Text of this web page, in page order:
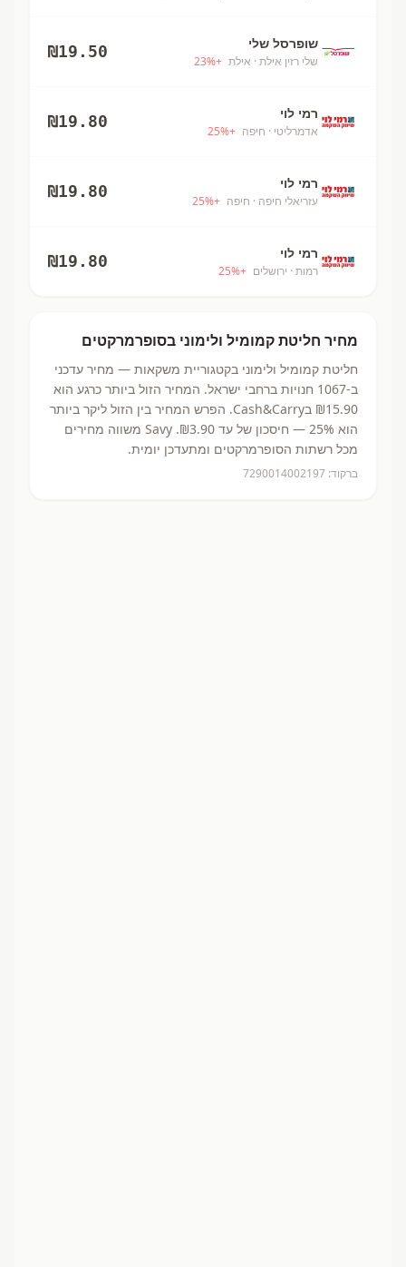
שופרסל שלי
שלי רזין אילת · אילת +
23%
₪19.50
רמי לוי
אדמרליטי · חיפה +
25%
₪19.80
רמי לוי
עזריאלי חיפה · חיפה +
25%
₪19.80
רמי לוי
רמות · ירושלים +
25%
₪19.80
מחיר חליטת קמומיל ולימוני בסופרמרקטים
חליטת קמומיל ולימוני בקטגוריית משקאות — מחיר עדכני
ב-1067 חנויות ברחבי ישראל. המחיר הזול ביותר כרגע הוא
₪15.90 בCash&Carry.
הפרש המחיר בין הזול ליקר ביותר
הוא 25% — חיסכון של עד ₪3.90.
Savy משווה מחירים
מכל רשתות הסופרמרקטים ומתעדכן יומית.
ברקוד: 7290014002197